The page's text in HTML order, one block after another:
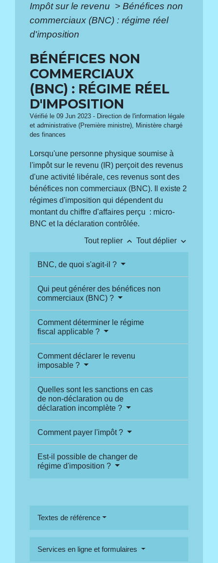
Impôt sur le revenu > Bénéfices non
commerciaux (BNC) : régime réel
d'imposition
BÉNÉFICES NON
COMMERCIAUX
(BNC) : RÉGIME RÉEL
D'IMPOSITION
Vérifié le 09 Jun 2023 - Direction de l'information légale
et administrative (Première ministre), Ministère chargé
des finances
Lorsqu'une personne physique soumise à
l'impôt sur le revenu (IR) perçoit des revenus
d'une activité libérale, ces revenus sont des
bénéfices non commerciaux (BNC). Il existe 2
régimes d'imposition qui dépendent du
montant du chiffre d'affaires perçu : micro-
BNC et la déclaration contrôlée.
Tout replier keyboard_arrow_up Tout déplier keyboard_arrow_down
BNC, de quoi s'agit-il ?
Qui peut générer des bénéfices non
commerciaux (BNC) ?
Comment déterminer le régime
fiscal applicable ?
Comment déclarer le revenu
imposable ?
Quelles sont les sanctions en cas
de non-déclaration ou de
déclaration incomplète ?
Comment payer l'impôt ?
Est-il possible de changer de
régime d'imposition ?
Textes de référence
Services en ligne et formulaires